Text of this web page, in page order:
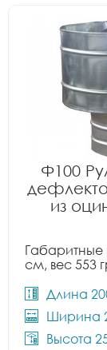
Ф100
из
Габаритные
см, вес 553
Длина
Ширина
Высота